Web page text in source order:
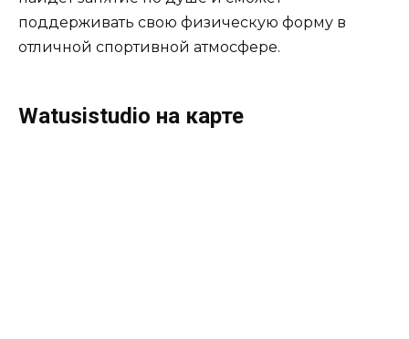
поддерживать свою физическую форму в
отличной спортивной атмосфере.
Watusistudio на карте